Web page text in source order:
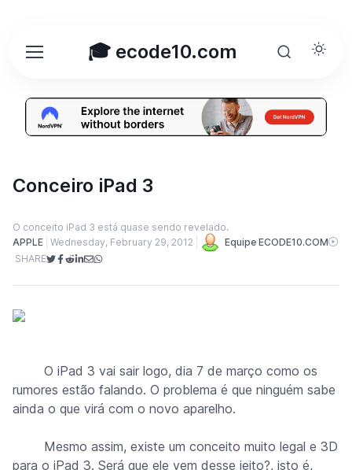
🎓 ecode10.com
Conceiro iPad 3
O conceito iPad 3 está quase sendo revelado.
APPLE Wednesday, February 29, 2012
Equipe ECODE10.COM
SHARE
O iPad 3 vai sair logo, dia 7 de março como os
rumores estão falando. O problema é que ninguém sabe
ainda o que virá com o novo aparelho.
Mesmo assim, existe um conceito muito legal e 3D
para o iPad 3. Será que ele vem desse jeito?, isto é,